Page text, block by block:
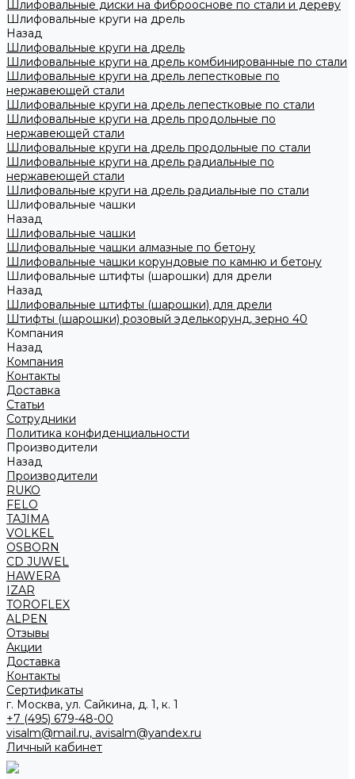
Шлифовальные диски на фиброоснове по стали и дереву
Шлифовальные круги на дрель
Назад
Шлифовальные круги на дрель
Шлифовальные круги на дрель комбинированные по стали
Шлифовальные круги на дрель лепестковые по
нержавеющей стали
Шлифовальные круги на дрель лепестковые по стали
Шлифовальные круги на дрель продольные по
нержавеющей стали
Шлифовальные круги на дрель продольные по стали
Шлифовальные круги на дрель радиальные по
нержавеющей стали
Шлифовальные круги на дрель радиальные по стали
Шлифовальные чашки
Назад
Шлифовальные чашки
Шлифовальные чашки алмазные по бетону
Шлифовальные чашки корундовые по камню и бетону
Шлифовальные штифты (шарошки) для дрели
Назад
Шлифовальные штифты (шарошки) для дрели
Штифты (шарошки) розовый эделькорунд, зерно 40
Компания
Назад
Компания
Контакты
Доставка
Статьи
Сотрудники
Политика конфиденциальности
Производители
Назад
Производители
RUKO
FELO
TAJIMA
VOLKEL
OSBORN
CD JUWEL
HAWERA
IZAR
TOROFLEX
ALPEN
Отзывы
Акции
Доставка
Контакты
Сертификаты
г. Москва, ул. Сайкина, д. 1, к. 1
+7 (495) 679-48-00
visalm@mail.ru, avisalm@yandex.ru
Личный кабинет